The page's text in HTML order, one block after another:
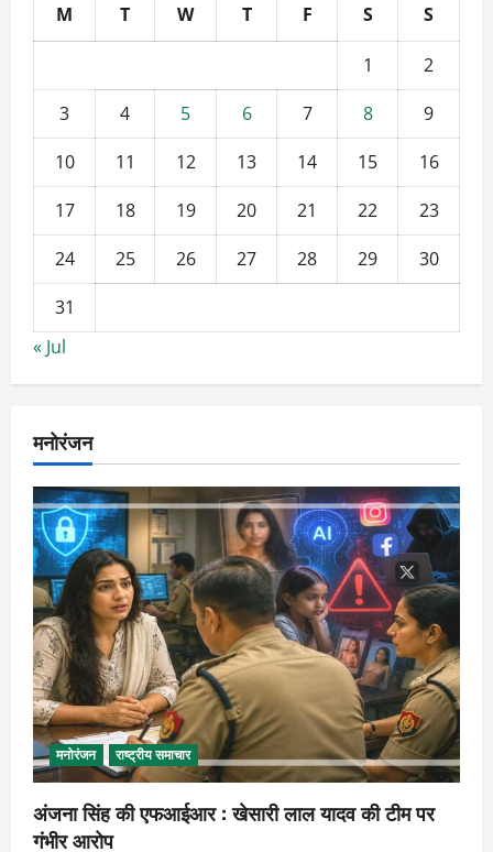
M T W T F S S
1
2
3
4 5 6 7 8
9
10
11 12 13 14 15
16
17
18 19 20 21 22
23
24
25 26 27 28 29
30
31
« Jul
मनोरंजन
मनोरंजन राष्ट्रीय समाचार
अंजना सिंह की एफआईआर : खेसारी लाल यादव की टीम पर
गंभीर आरोप